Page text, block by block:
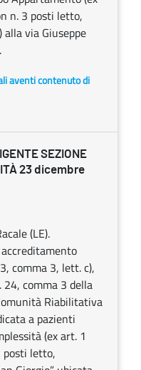
n. 3 posti letto,
alla via Giuseppe
aventi contenuto di
SEZIONE
23 dicembre
(LE).
comma 3, lett. c),
24, comma 3 della
Riabilitativa
a pazienti
(ex art. 1
posti letto,